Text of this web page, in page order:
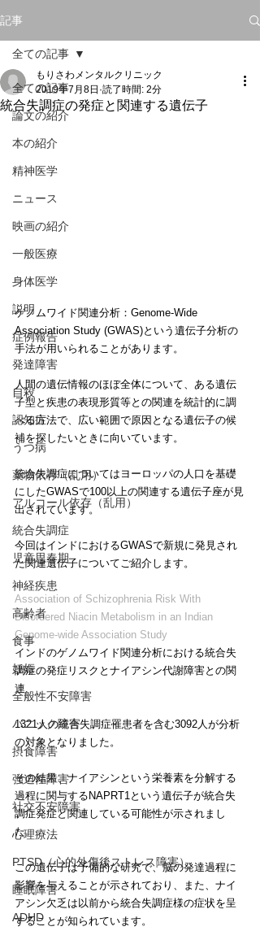
記事
全ての記事
論文の紹介
本の紹介
精神医学
ニュース
映画の紹介
一般医療
身体医学
説明
症例報告
発達障害
自殺
認知症
うつ病
薬物依存（乱用）
アルコール依存（乱用）
統合失調症
児童思春期
神経疾患
高齢者
食事
妊娠
全般性不安障害
パニック障害
摂食障害
強迫性障害
社交不安障害
心理療法
PTSD（心的外傷後ストレス障害）
睡眠障害
ADHD
全ての記事
統合失調症の発症と関連する遺伝子
もりさわメンタルクリニック
2019年7月8日 読了時間: 2分
ゲノムワイド関連分析：Genome-Wide
Association Study (GWAS)という遺伝子分析の
手法が用いられることがあります。
人間の遺伝情報のほぼ全体について、ある遺伝
子型と疾患の表現形質等との関連を統計的に調
べる方法で、広い範囲で原因となる遺伝子の候
補を探したいときに向いています。
統合失調症についてはヨーロッパの人口を基礎
にしたGWASで100以上の関連する遺伝子座が見
出されています。
今回はインドにおけるGWASで新規に発見され
た関連遺伝子についてご紹介します。
Association of Schizophrenia Risk With
Disordered Niacin Metabolism in an Indian
Genome-wide Association Study
インドのゲノムワイド関連分析における統合失
調症の発症リスクとナイアシン代謝障害との関
連
1321人の統合失調症罹患者を含む3092人が分析
の対象となりました。
その結果、ナイアシンという栄養素を分解する
過程に関与するNAPRT1という遺伝子が統合失
調症発症と関連している可能性が示されまし
た。
この遺伝子は予備的な研究で、脳の発達過程に
影響を与えることが示されており、また、ナイ
アシン欠乏は以前から統合失調症様の症状を呈
することが知られています。